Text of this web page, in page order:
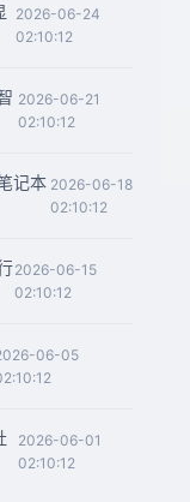
2026-06-24
02:10:12
2026-06-21
02:10:12
记本 2026-06-18
02:10:12
2026-06-15
02:10:12
06-05
2026-06-01
02:10:12